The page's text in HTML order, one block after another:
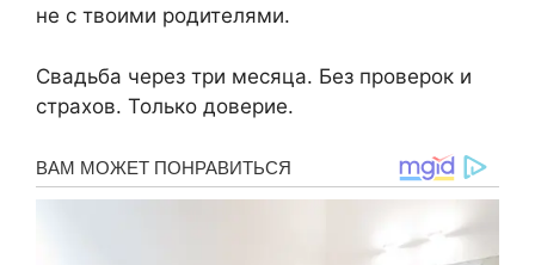
не с твоими родителями.
Свадьба через три месяца. Без проверок и
страхов. Только доверие.